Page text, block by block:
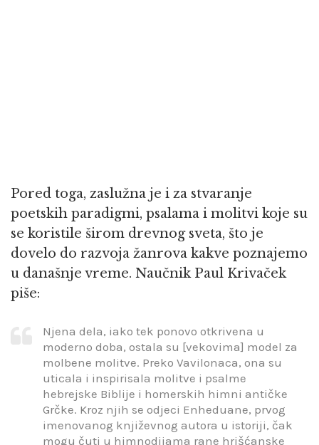
Pored toga, zaslužna je i za stvaranje
poetskih paradigmi, psalama i molitvi koje su
se koristile širom drevnog sveta, što je
dovelo do razvoja žanrova kakve poznajemo
u današnje vreme. Naučnik Paul Krivaček
piše:
Njena dela, iako tek ponovo otkrivena u
moderno doba, ostala su [vekovima] model za
molbene molitve. Preko Vavilonaca, ona su
uticala i inspirisala molitve i psalme
hebrejske Biblije i homerskih himni antičke
Grčke. Kroz njih se odjeci Enheduane, prvog
imenovanog književnog autora u istoriji, čak
mogu čuti u himnodijama rane hrišćanske